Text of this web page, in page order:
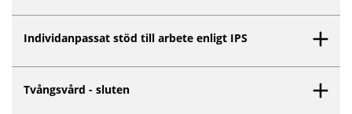
Individanpassat stöd till arbete enligt IPS
Tvångsvård - sluten